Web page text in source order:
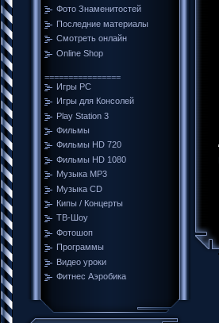
Фото Знаменитостей
Последние материалы
Смотреть онлайн
Online Shop
================
Игры PC
Игры для Консолей
Play Station 3
Фильмы
Фильмы HD 720
Фильмы HD 1080
Музыка MP3
Музыка CD
Кипы / Концерты
ТВ-Шоу
Фотошоп
Программы
Видео уроки
Фитнес Аэробика